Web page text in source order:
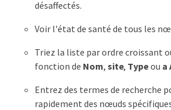
désaffectés.
Voir l'état de santé de tous les
Triez la liste par ordre croissant
fonction de Nom, site, Typeou a
Entrez des termes de recherche
rapidement des nœuds